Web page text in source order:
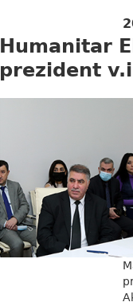
Humanitar
prezident